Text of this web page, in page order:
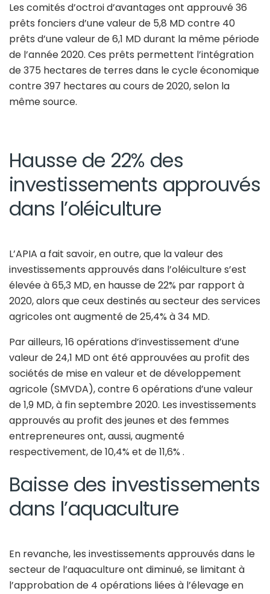
Les comités d’octroi d’avantages ont approuvé 36
prêts fonciers d’une valeur de 5,8 MD contre 40
prêts d’une valeur de 6,1 MD durant la même période
de l’année 2020. Ces prêts permettent l’intégration
de 375 hectares de terres dans le cycle économique
contre 397 hectares au cours de 2020, selon la
même source.
Hausse de 22% des
investissements approuvés
dans l’oléiculture
L’APIA a fait savoir, en outre, que la valeur des
investissements approuvés dans l’oléiculture s’est
élevée à 65,3 MD, en hausse de 22% par rapport à
2020, alors que ceux destinés au secteur des services
agricoles ont augmenté de 25,4% à 34 MD.
Par ailleurs, 16 opérations d’investissement d’une
valeur de 24,1 MD ont été approuvées au profit des
sociétés de mise en valeur et de développement
agricole (SMVDA), contre 6 opérations d’une valeur
de 1,9 MD, à fin septembre 2020. Les investissements
approuvés au profit des jeunes et des femmes
entrepreneures ont, aussi, augmenté
respectivement, de 10,4% et de 11,6% .
Baisse des investissements
dans l’aquaculture
En revanche, les investissements approuvés dans le
secteur de l’aquaculture ont diminué, se limitant à
l’approbation de 4 opérations liées à l’élevage en